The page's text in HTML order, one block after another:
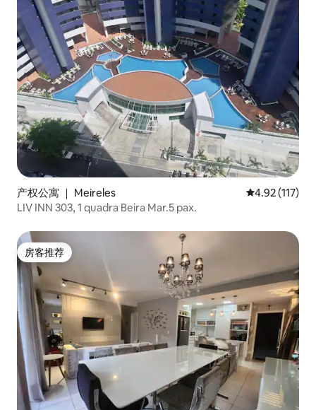
产权公寓 ｜ Meireles 平均评分 4.92
4.92 (117)
LIV INN 303, 1 quadra Beira Mar.5 pax.
房客推荐
房客推荐